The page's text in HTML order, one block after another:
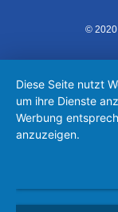
© 2020
Diese Seite nutzt
um ihre Dienste
Werbung
anzuzeigen.